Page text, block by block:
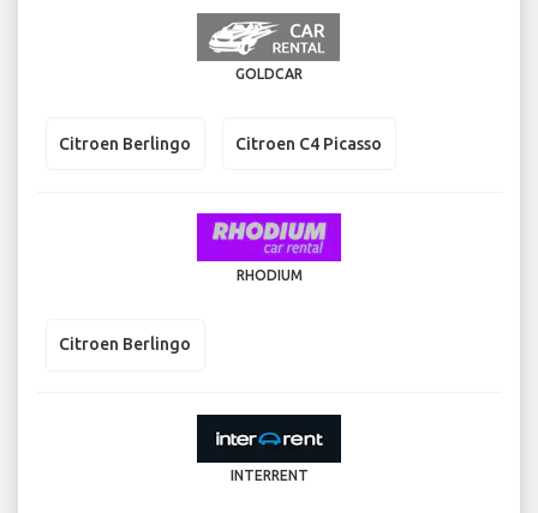
GOLDCAR
Citroen Berlingo Citroen C4 Picasso
RHODIUM
Citroen Berlingo
INTERRENT